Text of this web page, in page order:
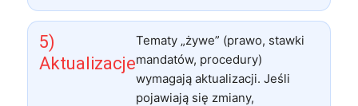
5)
Aktualizacje
Tematy „żywe” (prawo, stawki
mandatów, procedury)
wymagają aktualizacji. Jeśli
pojawiają się zmiany,